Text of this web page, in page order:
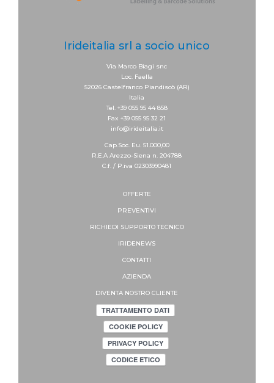
Irideitalia srl a socio unico
Via Marco Biagi snc
Loc. Faella
52026 Castelfranco Piandiscò (AR)
Italia
Tel. +39 055 95 44 858
Fax +39 055 95 32 21
info@irideitalia.it
Cap.Soc. Eu. 51.000,00
R.E.A Arezzo-Siena n. 204788
C.f. / P.iva 02303990481
OFFERTE
PREVENTIVI
RICHIEDI SUPPORTOTECNICO
IRIDENEWS
CONTATTI
AZIENDA
DIVENTA NOSTRO CLIENTE